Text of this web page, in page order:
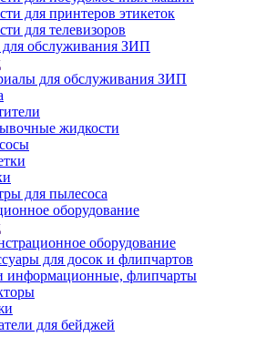
для принтеров этикеток
для телевизоров
обслуживания ЗИП
для обслуживания ЗИП
жидкости
для пылесоса
оборудование
оборудование
для досок и флипчартов
информационные, флипчарты
для бейджей